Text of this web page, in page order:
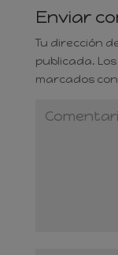
Enviar
Tu dirección
publicada.
marcados con